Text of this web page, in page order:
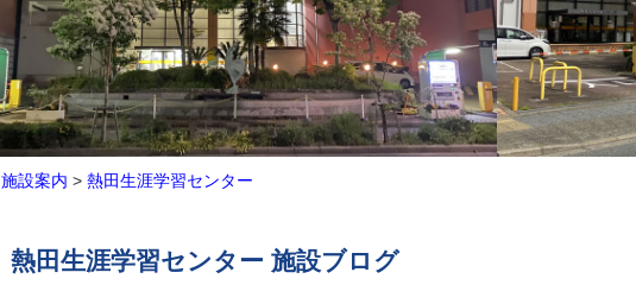
施設案内 > 熱田生涯学習センター
熱田生涯学習センター 施設ブログ